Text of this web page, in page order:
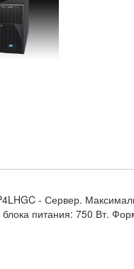
- Сервер.
питания: 750 Вт.